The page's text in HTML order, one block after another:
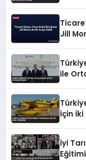
Jill
ile
İçin
İyi